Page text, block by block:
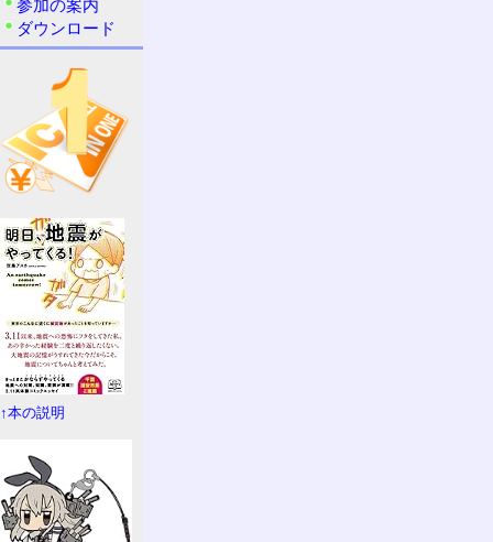
参加の案内
ダウンロード
↑本の説明